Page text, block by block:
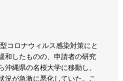
コロナウィルス感染対策にと
和したものの、申請者の研究
縄県の名桜大学に移動し、
況が急激に悪化していた。こ